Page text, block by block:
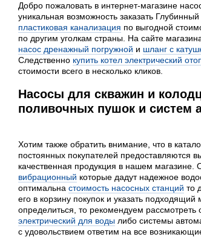
Добро пожаловать в интернет-магазине
уникальная возможность заказать
пластиковая канализация по выгодной
по другим уголкам страны. На сайте
насос дренажный погружной и шланг с
Следственно купить котел электрический
стоимости всего в несколько кликов.
Насосы для скважин и
поливочных пушок и систем
Хотим также обратить внимание, что в
постоянных покупателей предоставляются
качественная продукция в нашем магазине.
вибрационный которые дадут надежное
оптимальна стоимость насосных станций то
его в корзину покупок и указать
определиться, то рекомендуем рассмотреть
электрический для воды либо системы
с удовольствием ответим на все